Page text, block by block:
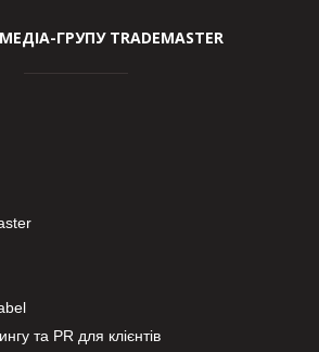
ГРУПУ TRADEMASTER
та PR для клієнтів